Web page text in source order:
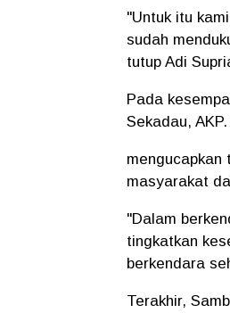
"Untuk itu
sudah
tutup Adi
Pada
Sekadau,
mengucapkan
masyarakat
"Dalam
tingkatkan
berkendara
Terakhir,